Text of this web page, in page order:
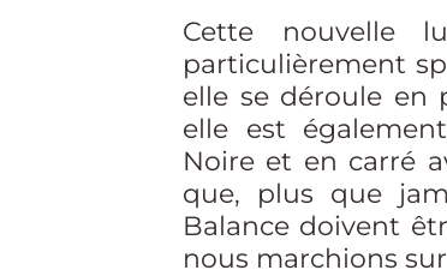
Cette nouvelle
particulièrement
elle se déroule en
elle est
Noire et en carré
que, plus que
Balance doivent
nous marchions